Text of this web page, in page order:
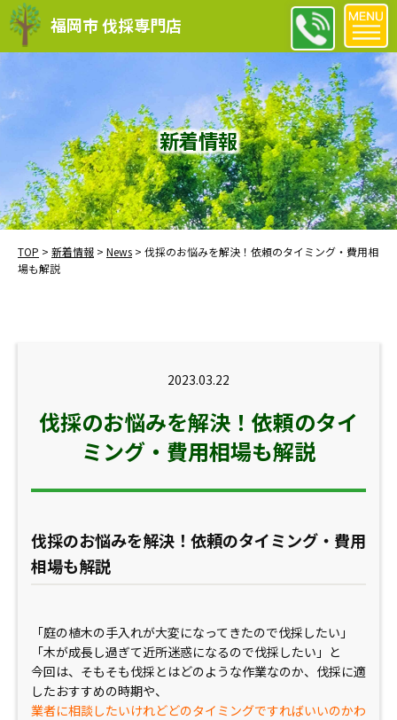
福岡市 伐採専門店
新着情報
TOP > 新着情報 > News > 伐採のお悩みを解決！依頼のタイミング・費用相
場も解説
2023.03.22
伐採のお悩みを解決！依頼のタイ
ミング・費用相場も解説
伐採のお悩みを解決！依頼のタイミング・費用
相場も解説
「庭の植木の手入れが大変になってきたので伐採したい」
「木が成長し過ぎて近所迷惑になるので伐採したい」と
今回は、そもそも伐採とはどのような作業なのか、伐採に適
したおすすめの時期や、
業者に相談したいけれどどのタイミングですればいいのかわ